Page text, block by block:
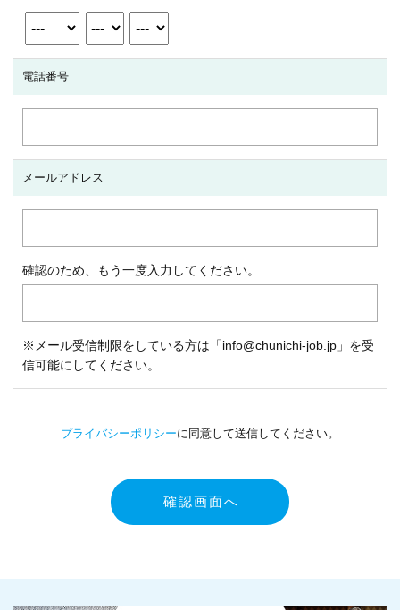
電話番号
メールアドレス
確認のため、もう一度入力してください。
※メール受信制限をしている方は「info@chunichi-job.jp」を受
信可能にしてください。
プライバシーポリシーに同意して送信してください。
確認画面へ